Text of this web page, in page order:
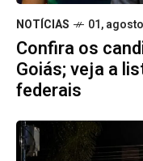
NOTÍCIAS 01,
Confira os
Goiás; veja a
federais